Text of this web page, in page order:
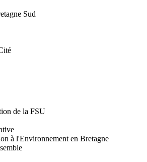
Sud
de la FSU
à l'Environnement en Bretagne